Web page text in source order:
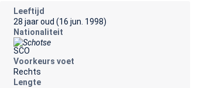
Leeftijd
28 jaar oud (16 jun. 1998)
Nationaliteit
SCO
Voorkeurs voet
Rechts
Lengte